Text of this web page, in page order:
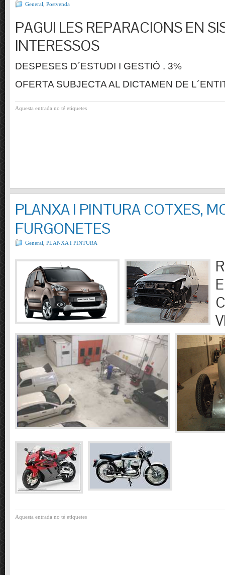
General Postvenda
PAGUI LES REPARACIONS EN
INTERESSOS
DESPESES D´ESTUDI I GESTIÓ . 3%
OFERTA SUBJECTA AL DICTAMEN DE
Aquesta entrada no té etiquetes
PLANXA I PINTURA COTXES,
FURGONETES
General PLANXA I PINTURA
Aquesta entrada no té etiquetes